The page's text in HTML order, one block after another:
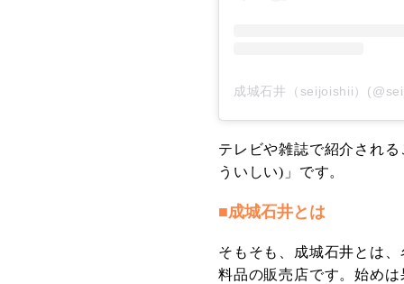
成城石井（seijoishii）
テレビや雑誌で紹介され
ういしい)」です。
■成城石井とは
そもそも、成城石井とは
料品の販売店です。始め